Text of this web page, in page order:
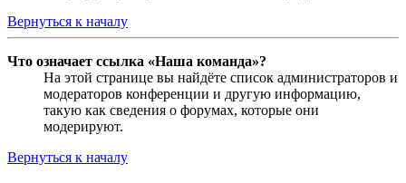
Вернуться к началу
Что означает ссылка «Наша команда»?
На этой странице вы найдёте список администраторов и
модераторов конференции и другую информацию,
такую как сведения о форумах, которые они
модерируют.
Вернуться к началу